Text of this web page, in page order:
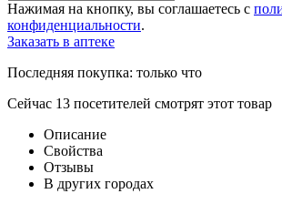
Нажимая на кнопку, вы соглашаетесь с
конфиденциальности.
Заказать в аптеке
Последняя покупка: только что
Сейчас 13 посетителей смотрят этот товар
Описание
Свойства
Отзывы
В других городах